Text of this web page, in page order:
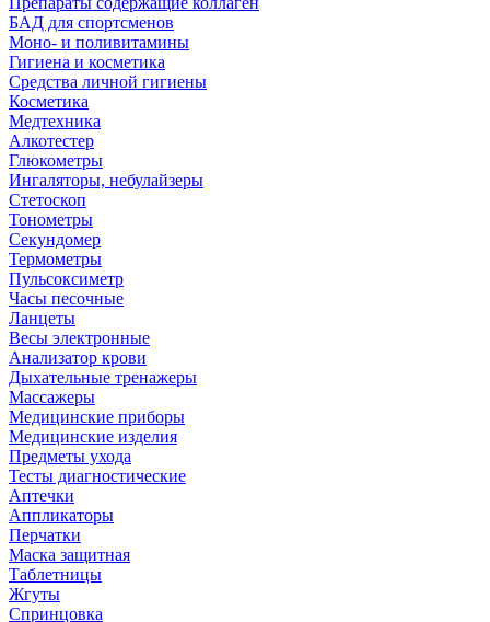
БАД для спортсменов
Моно- и поливитамины
Гигиена и косметика
Средства личной гигиены
Косметика
Медтехника
Алкотестер
Глюкометры
Ингаляторы, небулайзеры
Стетоскоп
Тонометры
Секундомер
Термометры
Пульсоксиметр
Часы песочные
Ланцеты
Весы электронные
Анализатор крови
Дыхательные тренажеры
Массажеры
Медицинские приборы
Медицинские изделия
Предметы ухода
Тесты диагностические
Аптечки
Аппликаторы
Перчатки
Маска защитная
Таблетницы
Жгуты
Спринцовка